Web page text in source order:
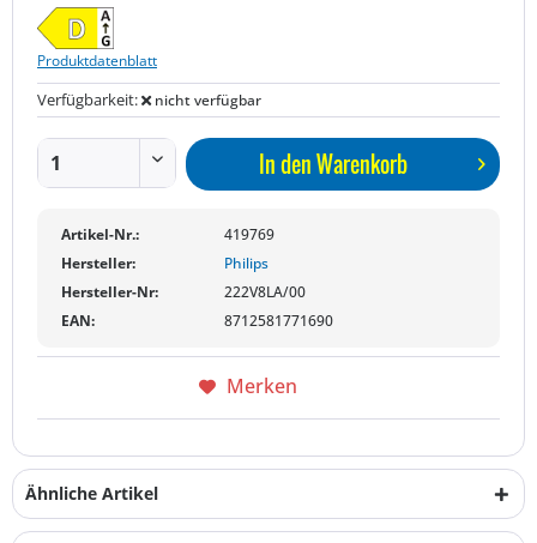
Produktdatenblatt
Verfügbarkeit: nicht verfügbar
In denWarenkorb
Artikel-Nr.:
419769
Hersteller:
Philips
Hersteller-Nr:
222V8LA/00
EAN:
8712581771690
Merken
Ähnliche Artikel